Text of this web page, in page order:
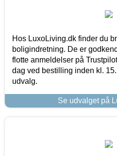
Hos LuxoLiving.dk finder du
boligindretning. De er
flotte anmeldelser på
dag ved bestilling inden kl.
udvalg.
Se udvalget på